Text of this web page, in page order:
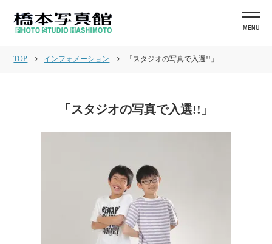
TOP インフォメーション 「スタジオの写真で入選!!」
「スタジオの写真で入選!!」
MENU